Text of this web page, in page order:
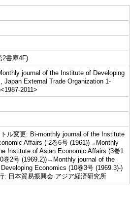
2書庫4F)
journal of the Institute of Developing
Japan External Trade Organization 1-
2011>
ル変更: Bi-monthly journal of the Institute
Affairs (-2巻6号 (1961))→Monthly
Institute of Asian Economic Affairs (3巻1
巻2号 (1969.2))→Monthly journal of the
Economics (10巻3号 (1969.3)-)
: 日本貿易振興会 アジア経済研究所